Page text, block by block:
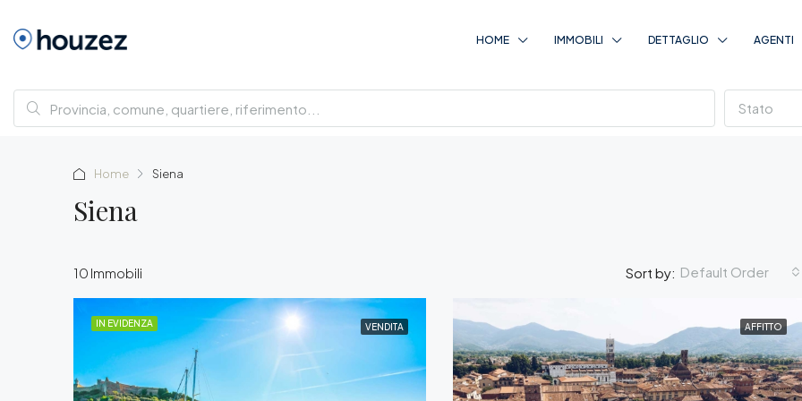
HOME IMMOBILI DETTAGLIO AGENTI
Stato
Home Siena
Siena
10 Immobili Sort by: Default Order
IN EVIDENZA VENDITA AFFITTO
IN EVIDENZA